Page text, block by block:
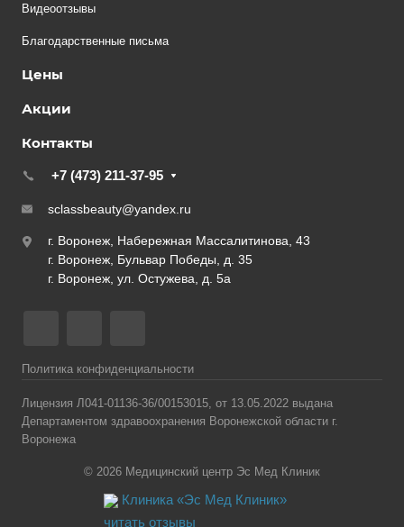
Видеоотзывы
Благодарственные письма
Цены
Акции
Контакты
+7 (473) 211-37-95
sclassbeauty@yandex.ru
г. Воронеж, Набережная Массалитинова, 43
г. Воронеж, Бульвар Победы, д. 35
г. Воронеж, ул. Остужева, д. 5а
Политика конфиденциальности
Лицензия Л041-01136-36/00153015, от 13.05.2022 выдана
Департаментом здравоохранения Воронежской области г.
Воронежа
© 2026 Медицинский центр Эс Мед Клиник
Клиника «Эс Мед Клиник»
читать отзывы